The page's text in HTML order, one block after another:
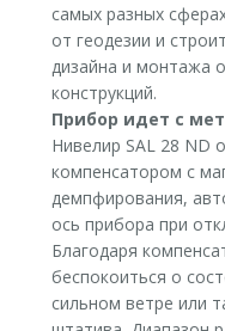
самых разных
от геодезии и
дизайна и монтажа
конструкций.
Прибор идет с
Нивелир SAL 28 ND
компенсатором с
демпфирования,
ось прибора при
Благодаря
беспокоиться о
сильном ветре или